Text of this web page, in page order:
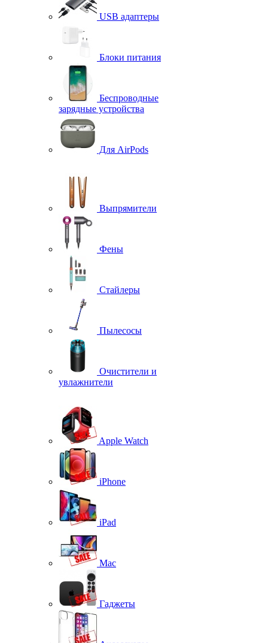
USB адаптеры
Блоки питания
Беспроводные
зарядные устройства
Для AirPods
Выпрямители
Фены
Стайлеры
Пылесосы
Очистители и
увлажнители
Apple Watch
iPhone
iPad
Mac
Гаджеты